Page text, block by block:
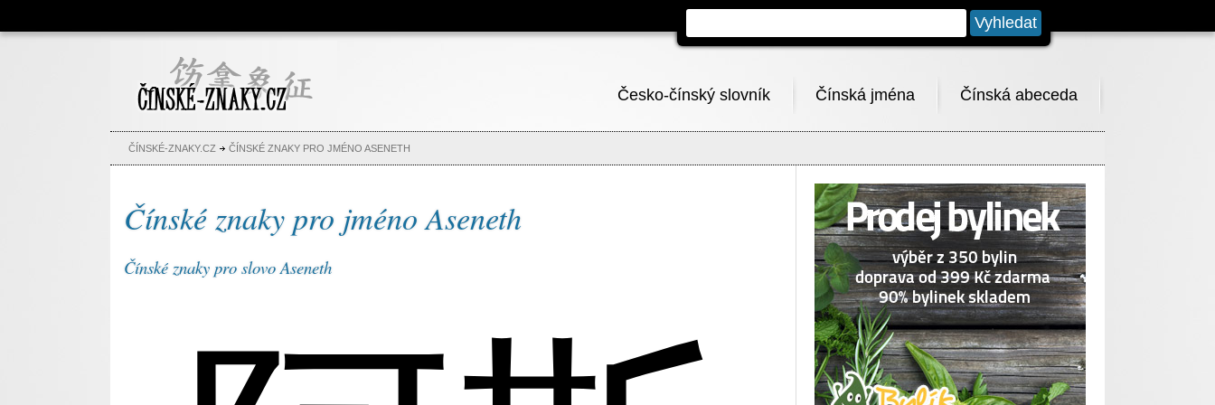
Čínské znaky, česko-čínský
slovník, abeceda, jména,
tetování
Česko-čínský slovník Čínská jména Čínská abeceda
ČÍNSKÉ-ZNAKY.CZ ČÍNSKÉ ZNAKY PRO JMÉNO ASENETH
Čínské znaky pro jméno Aseneth
Čínské znaky pro slovo Aseneth